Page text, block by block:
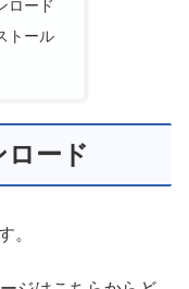
ロード
トール
ード
。